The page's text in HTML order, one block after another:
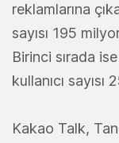
reklamlarına
sayısı 195
Birinci sırada
kullanıcı
Kakao Talk,